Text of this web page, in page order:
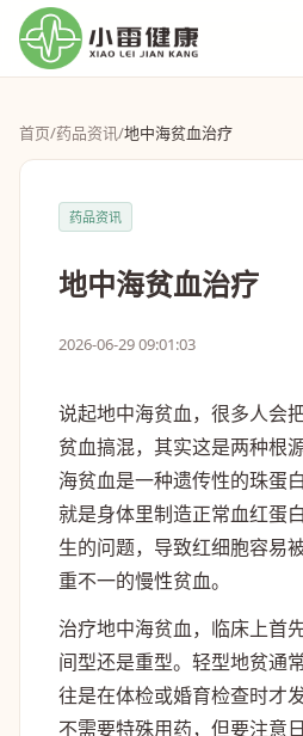
首页/药品资讯/地中海贫血治疗
药品资讯
地中海贫血治疗
2026-06-29 09:01:03
说起地中海贫血，很多人会
贫血搞混，其实这是两种根
海贫血是一种遗传性的珠蛋
就是身体里制造正常血红蛋
生的问题，导致红细胞容易
重不一的慢性贫血。
治疗地中海贫血，临床上首
间型还是重型。轻型地贫通
往是在体检或婚育检查时才
不需要特殊用药，但要注意